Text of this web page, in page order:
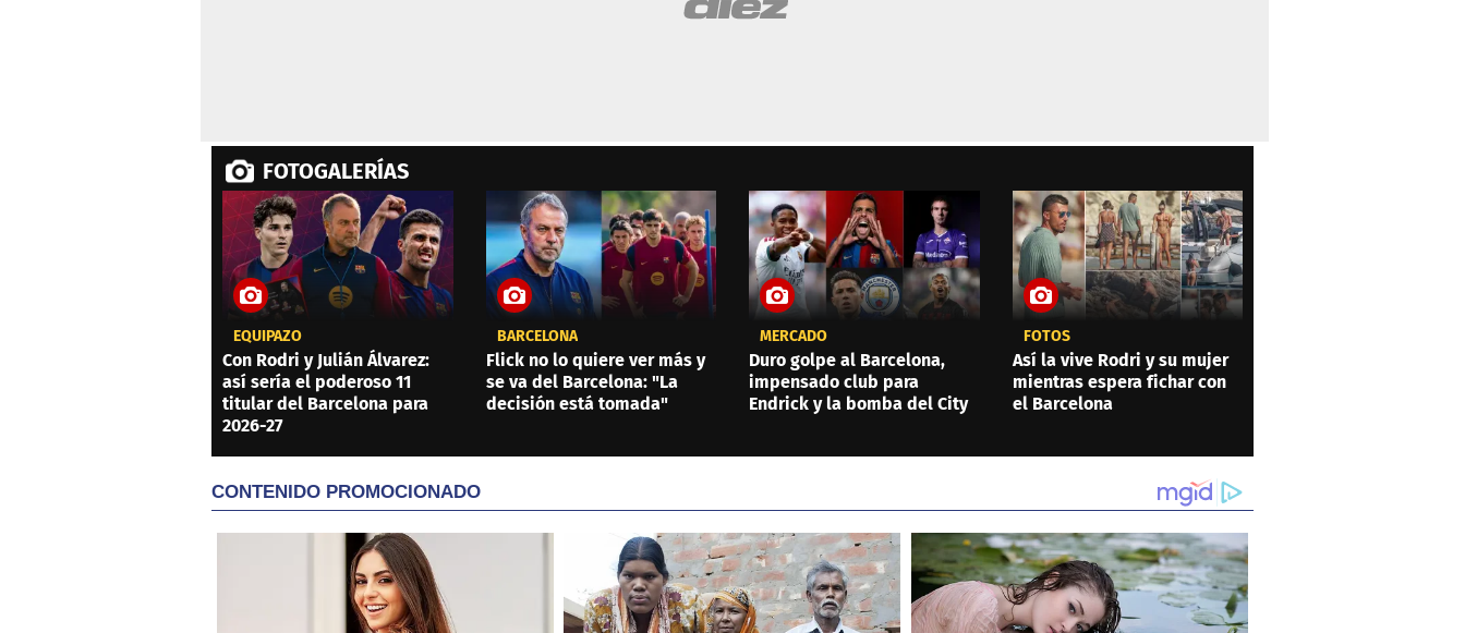
FOTOGALERÍAS
EQUIPAZO
Con Rodri y Julián Álvarez:
así sería el poderoso 11
titular del Barcelona para
2026-27
BARCELONA
Flick no lo quiere ver más y
se va del Barcelona: "La
decisión está tomada"
MERCADO
Duro golpe al Barcelona,
impensado club para
Endrick y la bomba del City
FOTOS
Así la vive Rodri y su mujer
mientras espera fichar con
el Barcelona